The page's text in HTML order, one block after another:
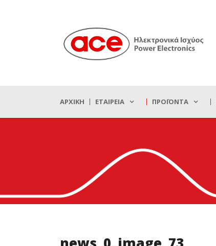
ΑΡΧΙΚΉ ΕΤΑΙΡΕΊΑ ΠΡΟΪΌΝΤΑ